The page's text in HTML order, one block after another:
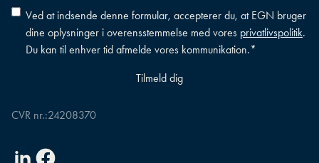
Accepter
betingelser*
Ved at indsende denne formular, accepterer du, at EGN bruger
dine oplysninger i overensstemmelse med vores privatlivspolitik.
Du kan til enhver tid afmelde vores kommunikation.*
CVR nr.:24208370
LinkedinFacebook